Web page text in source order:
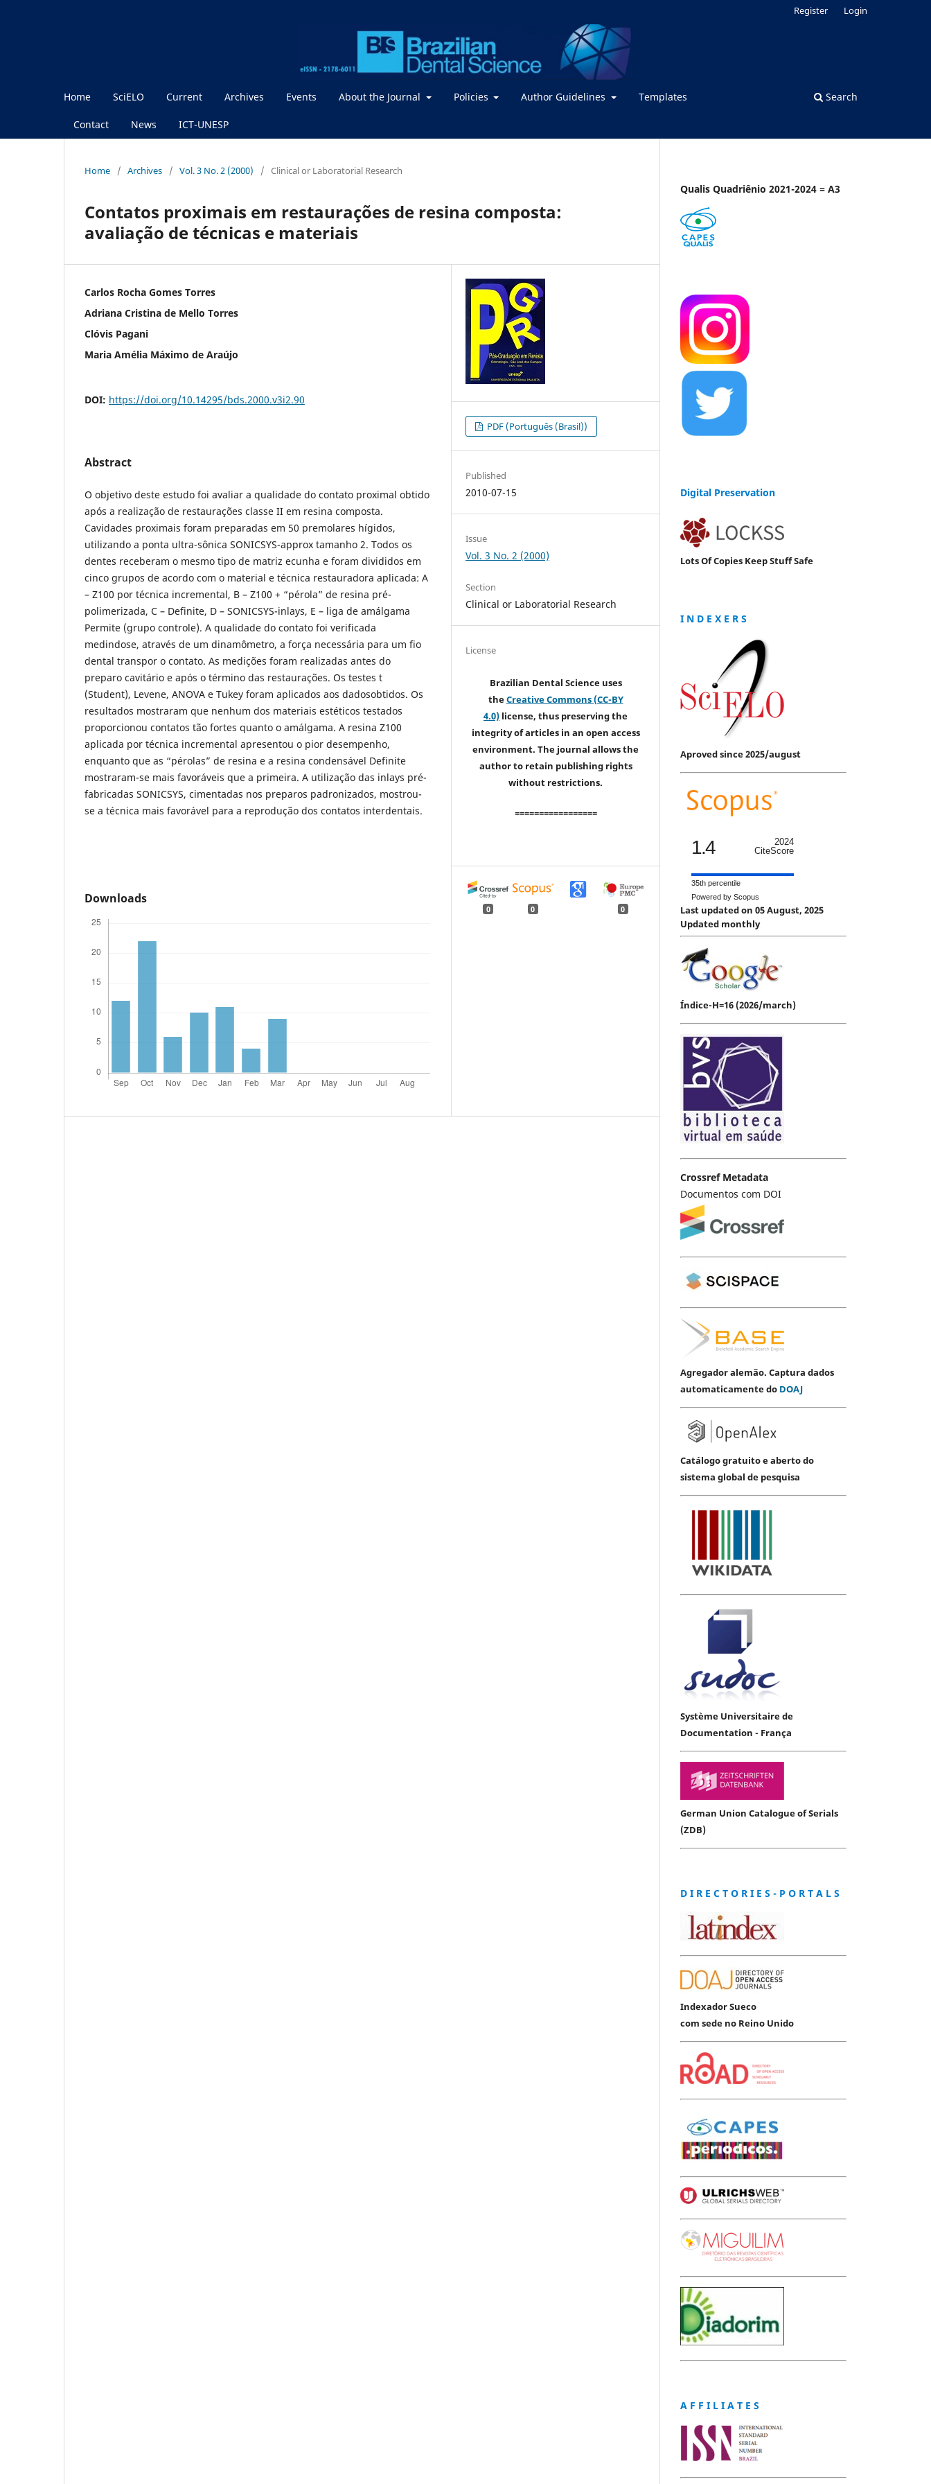
Home SciELO Current Archives Events About the Journal Policies Author Guidelines Templates
Contact News ICT-UNESP
Search
Register Login
Home / Archives / Vol. 3 No. 2 (2000) / Clinical or Laboratorial Research
Contatos proximais em restaurações de resina composta:
avaliação de técnicas e materiais
Carlos Rocha Gomes Torres
Adriana Cristina de Mello Torres
Clóvis Pagani
Maria Amélia Máximo de Araújo
DOI: https://doi.org/10.14295/bds.2000.v3i2.90
Abstract
O objetivo deste estudo foi avaliar a qualidade do contato proximal obtido
após a realização de restaurações classe II em resina composta.
Cavidades proximais foram preparadas em 50 premolares hígidos,
utilizando a ponta ultra-sônica SONICSYS-approx tamanho 2. Todos os
dentes receberam o mesmo tipo de matriz ecunha e foram divididos em
cinco grupos de acordo com o material e técnica restauradora aplicada: A
– Z100 por técnica incremental, B – Z100 + “pérola” de resina pré-
polimerizada, C – Definite, D – SONICSYS-inlays, E – liga de amálgama
Permite (grupo controle). A qualidade do contato foi verificada
medindose, através de um dinamômetro, a força necessária para um fio
dental transpor o contato. As medições foram realizadas antes do
preparo cavitário e após o término das restaurações. Os testes t
(Student), Levene, ANOVA e Tukey foram aplicados aos dadosobtidos. Os
resultados mostraram que nenhum dos materiais estéticos testados
proporcionou contatos tão fortes quanto o amálgama. A resina Z100
aplicada por técnica incremental apresentou o pior desempenho,
enquanto que as “pérolas” de resina e a resina condensável Definite
mostraram-se mais favoráveis que a primeira. A utilização das inlays pré-
fabricadas SONICSYS, cimentadas nos preparos padronizados, mostrou-
se a técnica mais favorável para a reprodução dos contatos interdentais.
Downloads
PDF (Português (Brasil))
Published
2010-07-15
Issue
Vol. 3 No. 2 (2000)
Section
Clinical or Laboratorial Research
License
Brazilian Dental Science uses
theCreative Commons (CC-BY
4.0) license, thus preserving the
integrity of articles in an open access
environment. The journal allows the
author to retain publishing rights
without restrictions.
=================
0 0 0
Qualis Quadriênio 2021-2024 = A3
Digital Preservation
Lots Of Copies Keep Stuff Safe
I N D E X E R S
Aproved since 2025/august
1.4
2024
CiteScore
35th percentile
Powered by Scopus
Last updated on 05 August, 2025
Updated monthly
Índice-H=16 (2026/march)
Crossref Metadata
Documentos com DOI
Agregador alemão. Captura dados
automaticamente do DOAJ
Catálogo gratuito e aberto do
sistema global de pesquisa
Système Universitaire de
Documentation - França
German Union Catalogue of Serials
(ZDB)
D I R E C T O R I E S - P O R T A L S
Indexador Sueco
com sede no Reino Unido
A F F I L I A T E S